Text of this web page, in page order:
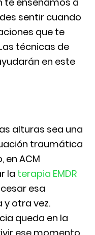
sentir cuando
que te
técnicas de
en este
alturas sea una
traumática
en ACM
la terapia EMDR
esa
y otra vez.
queda en la